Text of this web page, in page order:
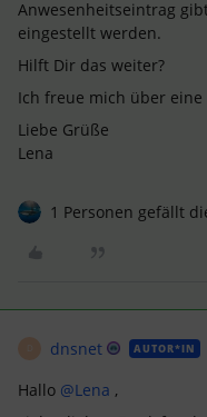
Anwesenheitseintrag
eingestellt werden.
Hilft Dir das weiter?
Ich freue mich über
Liebe Grüße
Lena
1 Personen gefällt
dnsnet AUTOR*IN
Hallo @Lena ,